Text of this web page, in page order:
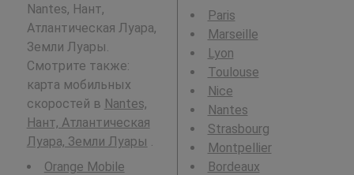
Nantes, Нант,
Атлантическая Луара,
Земли Луары.
Смотрите также:
карта мобильных
скоростей в Nantes,
Нант, Атлантическая
Луара, Земли Луары
Orange Mobile
Paris
Marseille
Lyon
Toulouse
Nice
Nantes
Strasbourg
Montpellier
Bordeaux